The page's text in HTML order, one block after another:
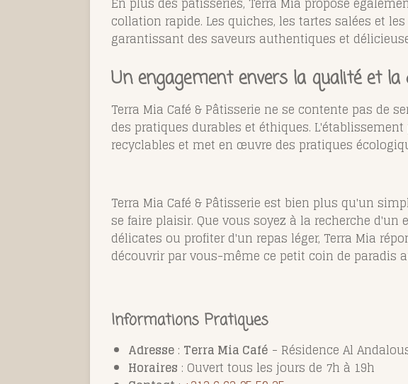
collation rapide. Les quiches, les tartes salées et
garantissant des saveurs authentiques et
Un engagement envers la qualité et la
Terra Mia Café & Pâtisserie ne se contente pas de
des pratiques durables et éthiques.
recyclables et met en œuvre des pratiques
Terra Mia Café & Pâtisserie est bien plus qu'un
se faire plaisir. Que vous soyez à la recherche
délicates ou profiter d'un repas léger, Terra Mia
découvrir par vous-même ce petit coin de paradis
Informations Pratiques
Adresse : Terra Mia Café - Résidence Al
Horaires : Ouvert tous les jours de 7h à 19h